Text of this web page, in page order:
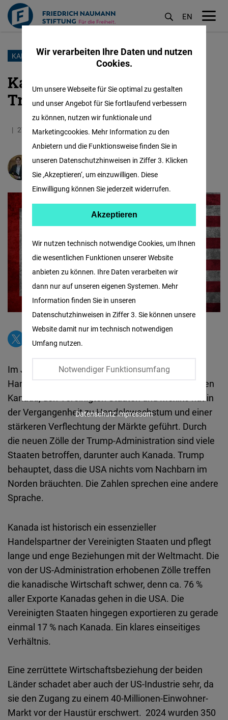
Direkt
Inhalt
EN
KANADA
Kanadas Trümpfe gegen
Trumps Zölle
27.03.2026 2.1 Minuten North America
Im Juli 2026 steht die Revision des USMCA-
Handelsabkommens an. Das Abkommen zwischen
Kanada, den Vereinigten Staaten und Mexiko hat in
der Vergangenheit zu Handelswachstum und einer
stärkeren Verflechtung der Märkte geführt. Durch
die neuen Zölle der Trump-Administration sind viele
Staaten betroffen, darunter auch Kanada. Trump
behauptet, dass die USA nichts vom Nachbarn im
Norden bräuchten. Die Zahlen sprechen eine andere
Sprache.
Kanada ist historisch ein essenzieller
Handelspartner der Vereinigten Staaten und pflegt
lange und enge Beziehungen mit der Weltmacht. Die
von der US-Administration erhobenen Zölle treffen
die kanadische Wirtschaft schwer, denn ca. 76 %
aller Exporte Kanadas gehen in die USA. Die
Vereinigten Staaten hingegen exportieren zu gerade
einmal 17 % nach Kanada. Ein klares einseitiges
Verhältnis.
Eine zerrüttete Wirtschaftsbeziehung der beiden
Länder schadet aber auch der US-Industrie sehr, da
sie den Zugang zu einem 40-Millionen-Einwohner-
Markt vor der Haustür erschwert. 2024 wurden 350
Wir verarbeiten Ihre Daten und nutzen
Cookies.
Wir nutzen technisch notwendige Cookies, um Ihnen
die wesentlichen Funktionen unserer Website
anbieten zu können. Ihre Daten verarbeiten wir
dann nur auf unseren eigenen Systemen. Mehr
Information finden Sie in unseren
Datenschutzhinweisen in Ziffer 3. Sie können unsere
Website damit nur im technisch notwendigen
Umfang nutzen.
Notwendiger Funktionsumfang
Um unsere Webseite für Sie optimal zu gestalten
und unser Angebot für Sie fortlaufend verbessern
zu können, nutzen wir funktionale und
Marketingcookies. Mehr Information zu den
Anbietern und die Funktionsweise finden Sie in
unseren Datenschutzhinweisen in Ziffer 3. Klicken
Sie ‚Akzeptieren‘, um einzuwilligen. Diese
Einwilligung können Sie jederzeit widerrufen.
Facebook
Embed
Twitter
Embed
Instagram
Embed
Google
Maps
Embed
Cloudinary
Embed
Newsletter2go
Embed
Podigee
Embed
D.Vinci
Typeform
Embed
Akzeptieren Akzeptieren
DatenschutzImpressum